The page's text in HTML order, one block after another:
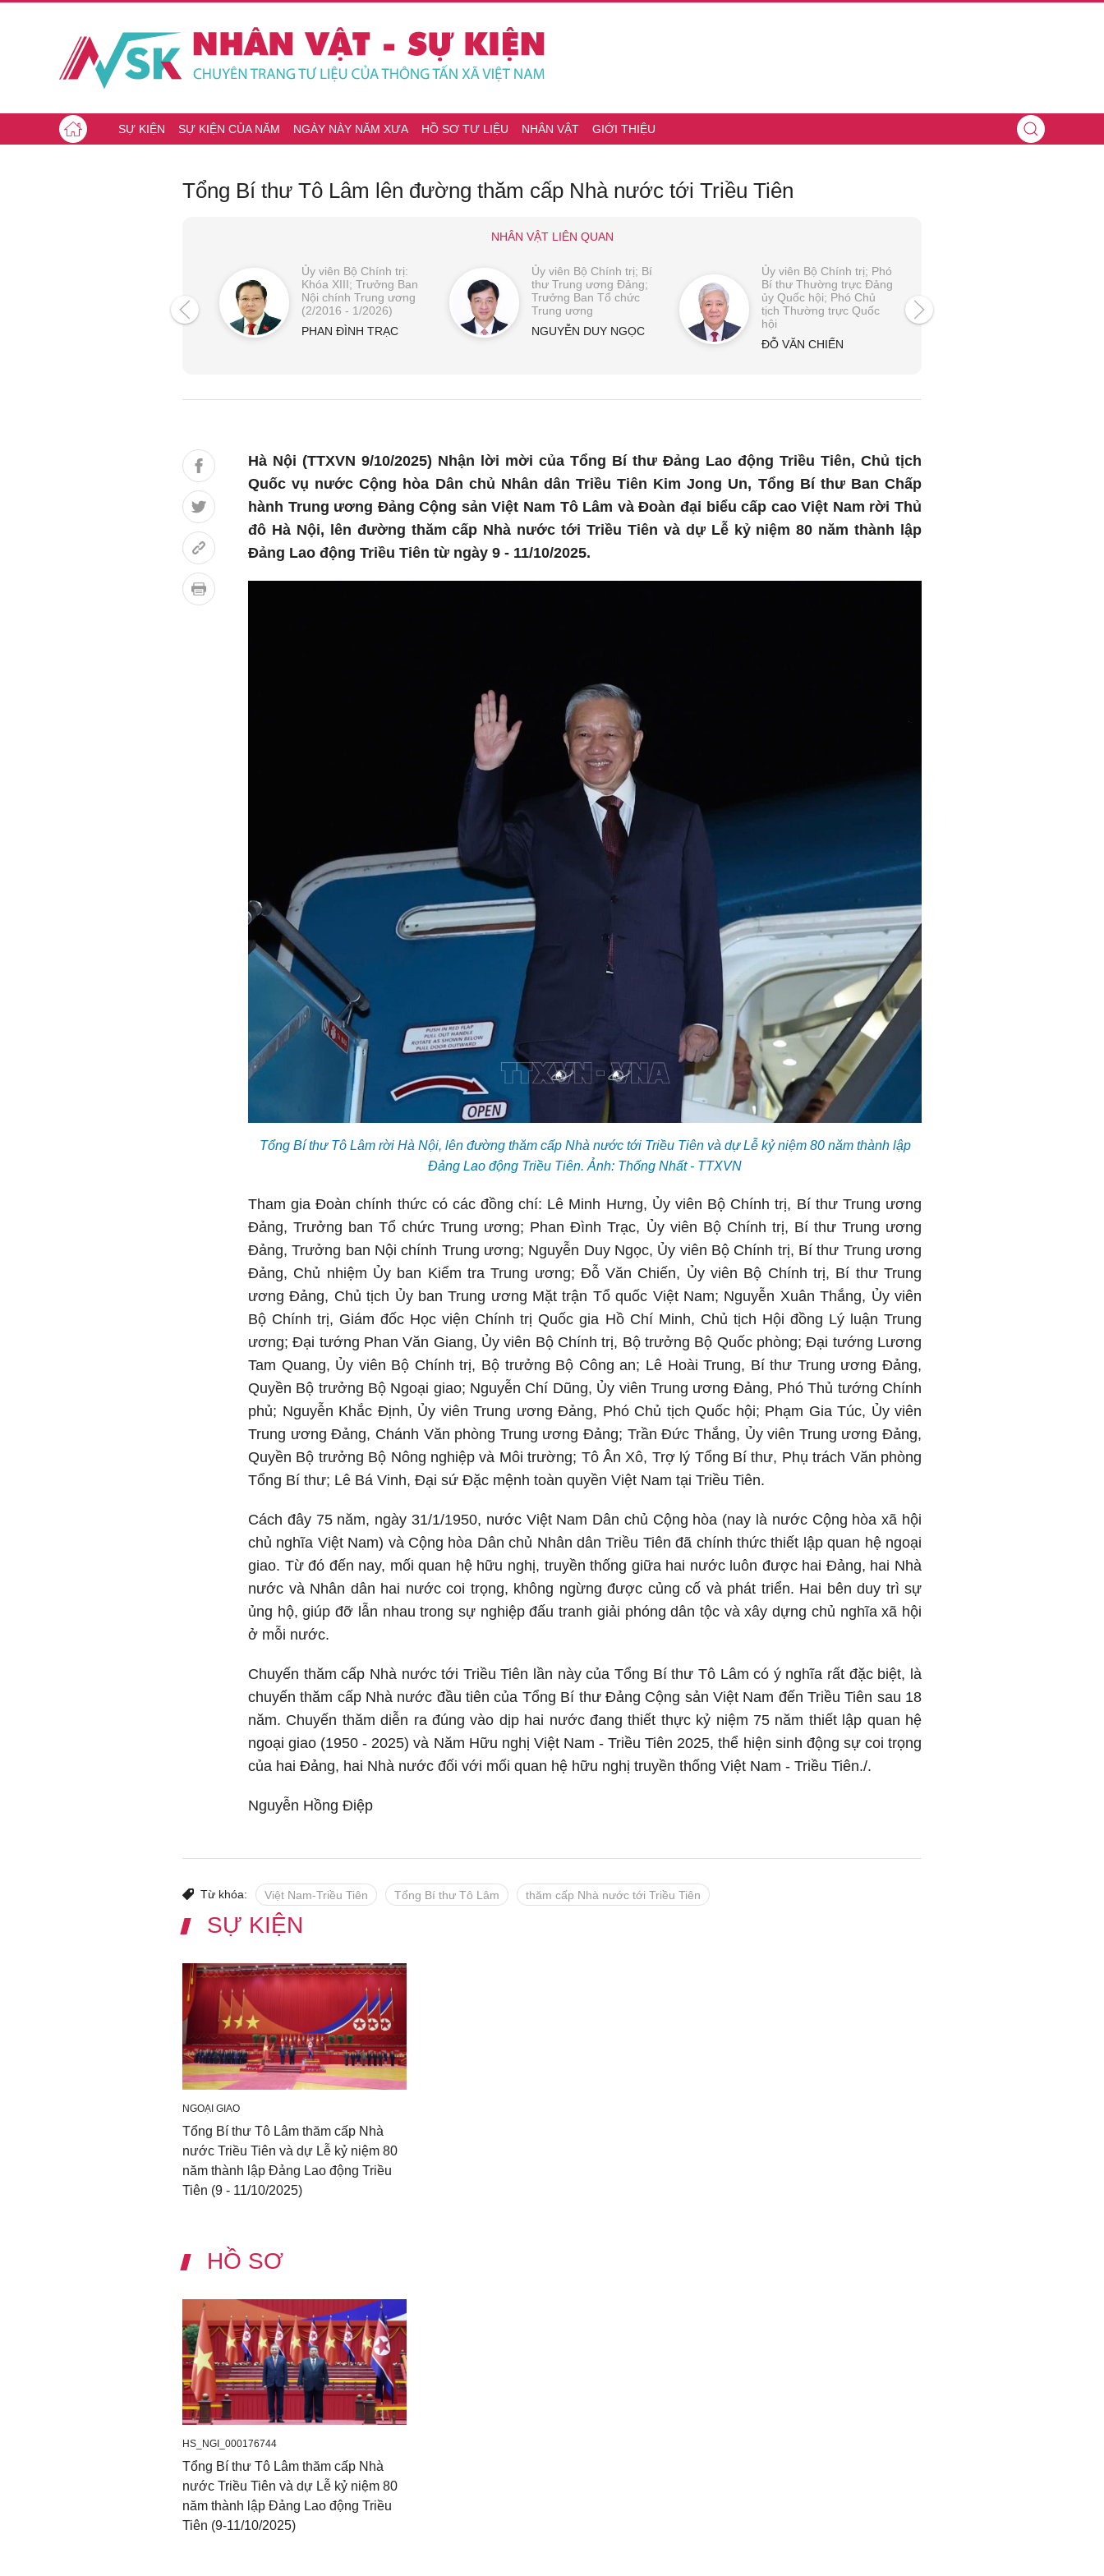
SỰ KIỆN SỰ KIỆN CỦA NĂM NGÀY NÀY NĂM XƯA HỒ SƠ TƯ LIỆU NHÂN VẬT GIỚI THIỆU
Tổng Bí thư Tô Lâm lên đường thăm cấp Nhà nước tới Triều Tiên
NHÂN VẬT LIÊN QUAN
hội chủ nghĩa Việt Nam
Ủy viên Bộ Chính trị:
Khóa XIII; Trưởng Ban
Nội chính Trung ương
(2/2016 - 1/2026)
PHAN ĐÌNH TRẠC
Ủy viên Bộ Chính trị; Bí
thư Trung ương Đảng;
Trưởng Ban Tổ chức
Trung ương
NGUYỄN DUY NGỌC
Ủy viên Bộ Chính trị; Phó
Bí thư Thường trực Đảng
ủy Quốc hội; Phó Chủ
tịch Thường trực Quốc
hội
ĐỖ VĂN CHIẾN
Hà Nội (TTXVN 9/10/2025) Nhận lời mời của Tổng Bí thư Đảng Lao động Triều Tiên, Chủ tịch
Quốc vụ nước Cộng hòa Dân chủ Nhân dân Triều Tiên Kim Jong Un, Tổng Bí thư Ban Chấp
hành Trung ương Đảng Cộng sản Việt Nam Tô Lâm và Đoàn đại biểu cấp cao Việt Nam rời Thủ
đô Hà Nội, lên đường thăm cấp Nhà nước tới Triều Tiên và dự Lễ kỷ niệm 80 năm thành lập
Đảng Lao động Triều Tiên từ ngày 9 - 11/10/2025.
Tổng Bí thư Tô Lâm rời Hà Nội, lên đường thăm cấp Nhà nước tới Triều Tiên và dự Lễ kỷ niệm 80 năm thành lập
Đảng Lao động Triều Tiên. Ảnh: Thống Nhất - TTXVN
Tham gia Đoàn chính thức có các đồng chí: Lê Minh Hưng, Ủy viên Bộ Chính trị, Bí thư Trung ương
Đảng, Trưởng ban Tổ chức Trung ương; Phan Đình Trạc, Ủy viên Bộ Chính trị, Bí thư Trung ương
Đảng, Trưởng ban Nội chính Trung ương; Nguyễn Duy Ngọc, Ủy viên Bộ Chính trị, Bí thư Trung ương
Đảng, Chủ nhiệm Ủy ban Kiểm tra Trung ương; Đỗ Văn Chiến, Ủy viên Bộ Chính trị, Bí thư Trung
ương Đảng, Chủ tịch Ủy ban Trung ương Mặt trận Tổ quốc Việt Nam; Nguyễn Xuân Thắng, Ủy viên
Bộ Chính trị, Giám đốc Học viện Chính trị Quốc gia Hồ Chí Minh, Chủ tịch Hội đồng Lý luận Trung
ương; Đại tướng Phan Văn Giang, Ủy viên Bộ Chính trị, Bộ trưởng Bộ Quốc phòng; Đại tướng Lương
Tam Quang, Ủy viên Bộ Chính trị, Bộ trưởng Bộ Công an; Lê Hoài Trung, Bí thư Trung ương Đảng,
Quyền Bộ trưởng Bộ Ngoại giao; Nguyễn Chí Dũng, Ủy viên Trung ương Đảng, Phó Thủ tướng Chính
phủ; Nguyễn Khắc Định, Ủy viên Trung ương Đảng, Phó Chủ tịch Quốc hội; Phạm Gia Túc, Ủy viên
Trung ương Đảng, Chánh Văn phòng Trung ương Đảng; Trần Đức Thắng, Ủy viên Trung ương Đảng,
Quyền Bộ trưởng Bộ Nông nghiệp và Môi trường; Tô Ân Xô, Trợ lý Tổng Bí thư, Phụ trách Văn phòng
Tổng Bí thư; Lê Bá Vinh, Đại sứ Đặc mệnh toàn quyền Việt Nam tại Triều Tiên.
Cách đây 75 năm, ngày 31/1/1950, nước Việt Nam Dân chủ Cộng hòa (nay là nước Cộng hòa xã hội
chủ nghĩa Việt Nam) và Cộng hòa Dân chủ Nhân dân Triều Tiên đã chính thức thiết lập quan hệ ngoại
giao. Từ đó đến nay, mối quan hệ hữu nghị, truyền thống giữa hai nước luôn được hai Đảng, hai Nhà
nước và Nhân dân hai nước coi trọng, không ngừng được củng cố và phát triển. Hai bên duy trì sự
ủng hộ, giúp đỡ lẫn nhau trong sự nghiệp đấu tranh giải phóng dân tộc và xây dựng chủ nghĩa xã hội
ở mỗi nước.
Chuyến thăm cấp Nhà nước tới Triều Tiên lần này của Tổng Bí thư Tô Lâm có ý nghĩa rất đặc biệt, là
chuyến thăm cấp Nhà nước đầu tiên của Tổng Bí thư Đảng Cộng sản Việt Nam đến Triều Tiên sau 18
năm. Chuyến thăm diễn ra đúng vào dịp hai nước đang thiết thực kỷ niệm 75 năm thiết lập quan hệ
ngoại giao (1950 - 2025) và Năm Hữu nghị Việt Nam - Triều Tiên 2025, thể hiện sinh động sự coi trọng
của hai Đảng, hai Nhà nước đối với mối quan hệ hữu nghị truyền thống Việt Nam - Triều Tiên./.
Nguyễn Hồng Điệp
Từ khóa: Việt Nam-Triều Tiên Tổng Bí thư Tô Lâm thăm cấp Nhà nước tới Triều Tiên
SỰ KIỆN
NGOẠI GIAO
Tổng Bí thư Tô Lâm thăm cấp Nhà
nước Triều Tiên và dự Lễ kỷ niệm 80
năm thành lập Đảng Lao động Triều
Tiên (9 - 11/10/2025)
HỒ SƠ
HS_NGI_000176744
Tổng Bí thư Tô Lâm thăm cấp Nhà
nước Triều Tiên và dự Lễ kỷ niệm 80
năm thành lập Đảng Lao động Triều
Tiên (9-11/10/2025)